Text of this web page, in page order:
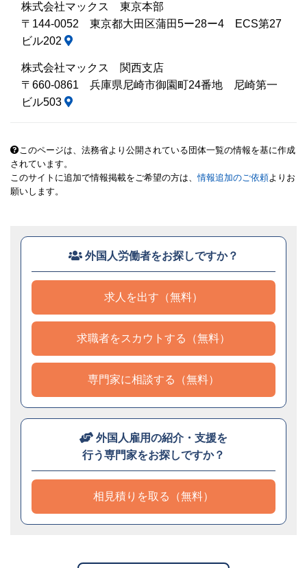
株式会社マックス 東京本部
〒144-0052 東京都大田区蒲田5ー28ー4 ECS第27
ビル202
株式会社マックス 関西支店
〒660-0861 兵庫県尼崎市御園町24番地 尼崎第一
ビル503
このページは、法務省より公開されている団体一覧の情報を基に作成
されています。
このサイトに追加で情報掲載をご希望の方は、情報追加のご依頼よりお
願いします。
外国人労働者をお探しですか？
求人を出す（無料）
求職者をスカウトする（無料）
専門家に相談する（無料）
外国人雇用の紹介・支援を
行う専門家をお探しですか？
相見積りを取る（無料）